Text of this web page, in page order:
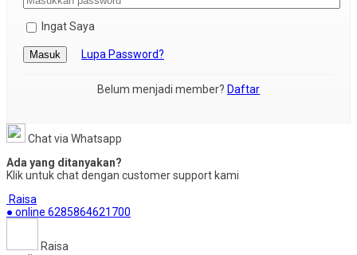
Ingat Saya
Masuk Lupa Password?
Belum menjadi member? Daftar
Chat via Whatsapp
Ada yang ditanyakan?
Klik untuk chat dengan customer support kami
Raisa
● online 6285864621700
Raisa